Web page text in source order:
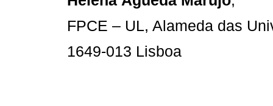
FPCE – UL, Alameda das
1649-013 Lisboa